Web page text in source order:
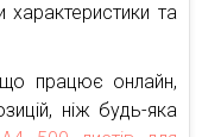
характеристики та
що працює онлайн,
ніж будь-яка